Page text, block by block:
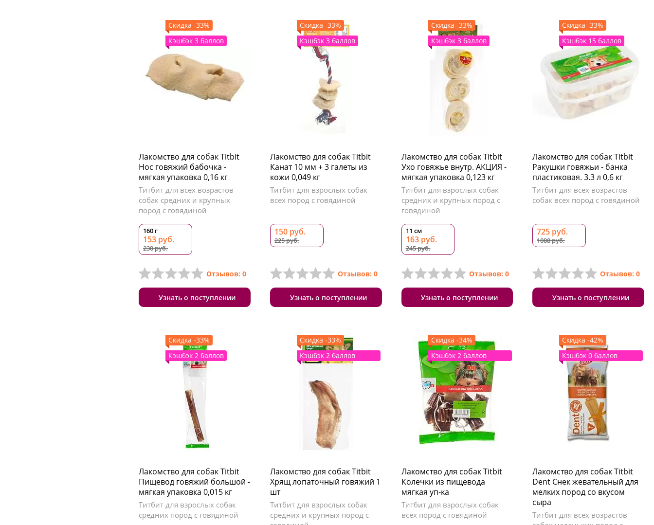
Скидка -33%
Кэшбэк 3 баллов
Лакомство для собак Titbit
Нос говяжий бабочка -
мягкая упаковка 0,16 кг
Титбит для всех возрастов
собак средних и крупных
пород с говядиной
160 г
153 руб.
230 руб.
Отзывов: 0
Узнать о поступлении
Скидка -33%
Кэшбэк 3 баллов
Лакомство для собак Titbit
Канат 10 мм + 3 галеты из
кожи 0,049 кг
Титбит для взрослых собак
всех пород с говядиной
150 руб.
225 руб.
Отзывов: 0
Узнать о поступлении
Скидка -33%
Кэшбэк 3 баллов
Лакомство для собак Titbit
Ухо говяжье внутр. АКЦИЯ -
мягкая упаковка 0,123 кг
Титбит для взрослых собак
средних и крупных пород с
говядиной
11 см
163 руб.
245 руб.
Отзывов: 0
Узнать о поступлении
Скидка -33%
Кэшбэк 15 баллов
Лакомство для собак Titbit
Ракушки говяжьи - банка
пластиковая. 3.3 л 0,6 кг
Титбит для всех возрастов
собак всех пород с говядиной
725 руб.
1088 руб.
Отзывов: 0
Узнать о поступлении
Скидка -33%
Кэшбэк 2 баллов
Лакомство для собак Titbit
Пищевод говяжий большой -
мягкая упаковка 0,015 кг
Титбит для взрослых собак
средних пород с говядиной
Скидка -33%
Кэшбэк 2 баллов
Лакомство для собак Titbit
Хрящ лопаточный говяжий 1
шт
Титбит для взрослых собак
средних и крупных пород с
Скидка -34%
Кэшбэк 2 баллов
Лакомство для собак Titbit
Колечки из пищевода
мягкая уп-ка
Титбит для взрослых собак
всех пород с говядиной
Скидка -42%
Кэшбэк 0 баллов
Лакомство для собак Titbit
Dent Снек жевательный для
мелких пород со вкусом
сыра
Титбит для всех возрастов